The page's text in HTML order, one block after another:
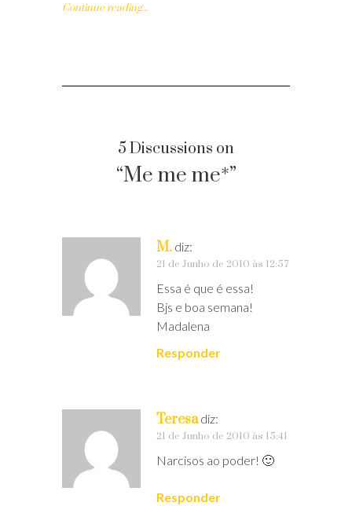
Continue reading...
5 Discussions on
“Me me me*”
M. diz:
21 de Junho de 2010 às 12:57
Essa é que é essa!
Bjs e boa semana!
Madalena
Responder
Teresa diz:
21 de Junho de 2010 às 15:41
Narcisos ao poder! 🙂
Responder